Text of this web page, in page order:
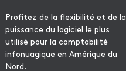
Profitez de la flexibilité et de la
puissance du logiciel le plus
utilisé pour la comptabilité
infonuagique en Amérique du
Nord.